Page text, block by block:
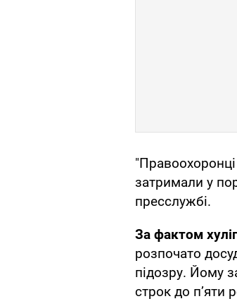
затримали у
пресслужбі.
За фактом
розпочато
підозру. Йому
строк до п’яти